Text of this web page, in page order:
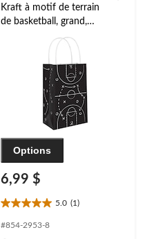
Kraft à motif de terrain
de basketball, grand,
Options
6,99 $
5.0 (1)
5.0
étoile(s)
#854-2953-8